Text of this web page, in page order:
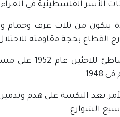
الأسر الفلسطينية في
يتكون من ثلاث غرف وحمام
القطاع بحجة مقاومته
وأقيم
بعد النكسة على هدم
الشوارع.